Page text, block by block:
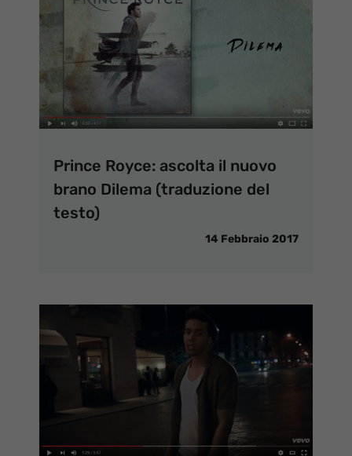
Prince Royce: ascolta il nuovo
brano Dilema (traduzione del
testo)
14 Febbraio 2017